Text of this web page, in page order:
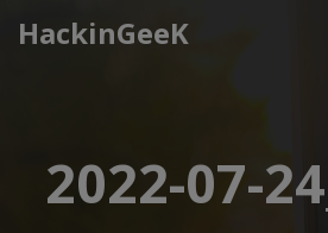
HackinGeeK
2022-07-